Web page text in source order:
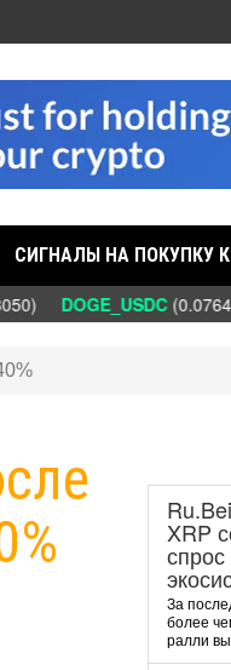
СИГНАЛЫ НА ПОКУПКУ
DOGE_USDC(0.0764
XRP
За
более
ралли